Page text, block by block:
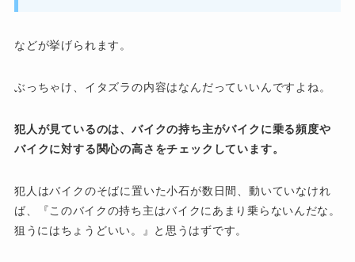
などが挙げられます。
ぶっちゃけ、イタズラの内容はなんだっていいんですよね。
犯人が見ているのは、バイクの持ち主がバイクに乗る頻度や
バイクに対する関心の高さをチェックしています。
犯人はバイクのそばに置いた小石が数日間、動いていなけれ
ば、
『このバイクの持ち主はバイクにあまり乗らないんだな。
狙うにはちょうどいい。』と思うはずです。